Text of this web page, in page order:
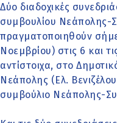
Δύο διαδοχικές
συμβουλίου Νεάπολης-
πραγματοποιηθούν
Νοεμβρίου) στις 6 και
αντίστοιχα, στο
Νεάπολης (Ελ.
συμβούλιο Νεάπολης-